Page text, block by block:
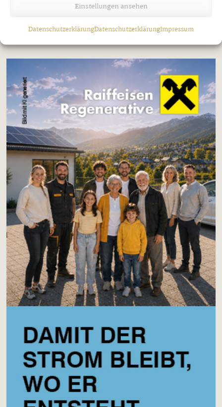
Einstellungen ansehen
DatenschutzerklärungDatenschutzerklärungImpressum